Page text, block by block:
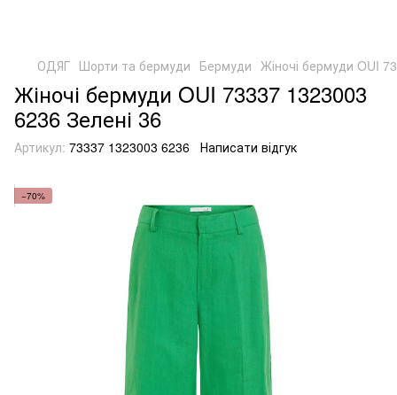
ОДЯГ Шорти та бермуди Бермуди Жіночі бермуди OUI
Жіночі бермуди OUI 73337 1323003
6236 Зелені 36
Артикул: 73337 1323003 6236 Написати відгук
−70%